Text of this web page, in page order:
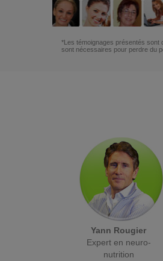
*Les témoignages présentés sont
sont nécessaires pour perdre du
Yann Rougier
Expert en neuro-
nutrition